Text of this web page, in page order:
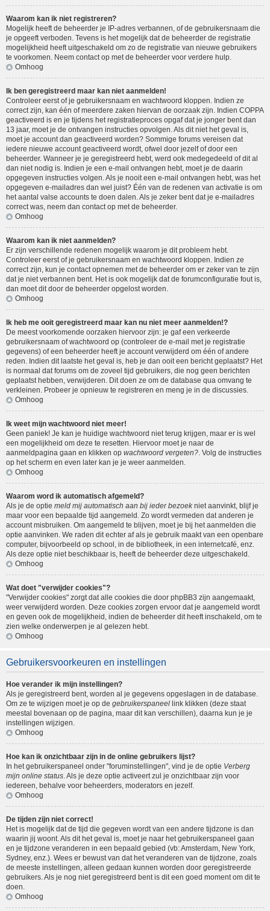
Waarom kan ik niet registreren?
Mogelijk heeft de beheerder je IP-adres verbannen, of de gebruikersnaam die
je opgeeft verboden. Tevens is het mogelijk dat de beheerder de registratie
mogelijkheid heeft uitgeschakeld om zo de registratie van nieuwe gebruikers
te voorkomen. Neem contact op met de beheerder voor verdere hulp.
Omhoog
Ik ben geregistreerd maar kan niet aanmelden!
Controleer eerst of je gebruikersnaam en wachtwoord kloppen. Indien ze
correct zijn, kan één of meerdere zaken hiervan de oorzaak zijn. Indien COPPA
geactiveerd is en je tijdens het registratieproces opgaf dat je jonger bent dan
13 jaar, moet je de ontvangen instructies opvolgen. Als dit niet het geval is,
moet je account dan geactiveerd worden? Sommige forums vereisen dat
iedere nieuwe account geactiveerd wordt, ofwel door jezelf of door een
beheerder. Wanneer je je geregistreerd hebt, werd ook medegedeeld of dit al
dan niet nodig is. Indien je een e-mail ontvangen hebt, moet je de daarin
opgegeven instructies volgen. Als je nooit een e-mail ontvangen hebt, was het
opgegeven e-mailadres dan wel juist? Één van de redenen van activatie is om
het aantal valse accounts te doen dalen. Als je zeker bent dat je e-mailadres
correct was, neem dan contact op met de beheerder.
Omhoog
Waarom kan ik niet aanmelden?
Er zijn verschillende redenen mogelijk waarom je dit probleem hebt.
Controleer eerst of je gebruikersnaam en wachtwoord kloppen. Indien ze
correct zijn, kun je contact opnemen met de beheerder om er zeker van te zijn
dat je niet verbannen bent. Het is ook mogelijk dat de forumconfiguratie fout is,
dan moet dit door de beheerder opgelost worden.
Omhoog
Ik heb me ooit geregistreerd maar kan nu niet meer aanmelden!?
De meest voorkomende oorzaken hiervoor zijn: je gaf een verkeerde
gebruikersnaam of wachtwoord op (controleer de e-mail met je registratie
gegevens) of een beheerder heeft je account verwijderd om één of andere
reden. Indien dit laatste het geval is, heb je dan ooit een bericht geplaatst? Het
is normaal dat forums om de zoveel tijd gebruikers, die nog geen berichten
geplaatst hebben, verwijderen. Dit doen ze om de database qua omvang te
verkleinen. Probeer je opnieuw te registreren en meng je in de discussies.
Omhoog
Ik weet mijn wachtwoord niet meer!
Geen paniek! Je kan je huidige wachtwoord niet terug krijgen, maar er is wel
een mogelijkheid om deze te resetten. Hiervoor moet je naar de
aanmeldpagina gaan en klikken op wachtwoord vergeten?. Volg de instructies
op het scherm en even later kan je je weer aanmelden.
Omhoog
Waarom word ik automatisch afgemeld?
Als je de optie meld mij automatisch aan bij ieder bezoekniet aanvinkt, blijf je
maar voor een bepaalde tijd aangemeld. Zo wordt vermeden dat anderen je
account misbruiken. Om aangemeld te blijven, moet je bij het aanmelden die
optie aanvinken. We raden dit echter af als je gebruik maakt van een openbare
computer, bijvoorbeeld op school, in de bibliotheek, in een internetcafé, enz.
Als deze optie niet beschikbaar is, heeft de beheerder deze uitgeschakeld.
Omhoog
Wat doet "verwijder cookies"?
"Verwijder cookies" zorgt dat alle cookies die door phpBB3 zijn aangemaakt,
weer verwijderd worden. Deze cookies zorgen ervoor dat je aangemeld wordt
en geven ook de mogelijkheid, indien de beheerder dit heeft inschakeld, om te
zien welke onderwerpen je al gelezen hebt.
Omhoog
Gebruikersvoorkeuren en instellingen
Hoe verander ik mijn instellingen?
Als je geregistreerd bent, worden al je gegevens opgeslagen in de database.
Om ze te wijzigen moet je op de gebruikerspaneel link klikken (deze staat
meestal bovenaan op de pagina, maar dit kan verschillen), daarna kun je je
instellingen wijzigen.
Omhoog
Hoe kan ik onzichtbaar zijn in de online gebruikers lijst?
In het gebruikerspaneel onder "foruminstellingen", vind je de optie Verberg
mijn online status. Als je deze optie activeert zul je onzichtbaar zijn voor
iedereen, behalve voor beheerders, moderators en jezelf.
Omhoog
De tijden zijn niet correct!
Het is mogelijk dat de tijd die gegeven wordt van een andere tijdzone is dan
waarin jij woont. Als dit het geval is, moet je naar het gebruikerspaneel gaan
en je tijdzone veranderen in een bepaald gebied (vb: Amsterdam, New York,
Sydney, enz.). Wees er bewust van dat het veranderen van de tijdzone, zoals
de meeste instellingen, alleen gedaan kunnen worden door geregistreerde
gebruikers. Als je nog niet geregistreerd bent is dit een goed moment om dit te
doen.
Omhoog